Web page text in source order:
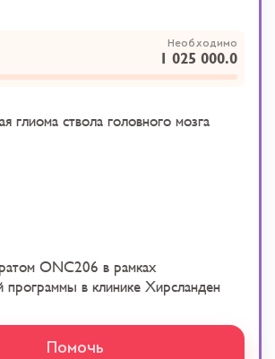
Необходимо
1 025 000.0
глиома ствола головного мозга
ONC206 в рамках
программы в клинике Хирсланден
Помочь